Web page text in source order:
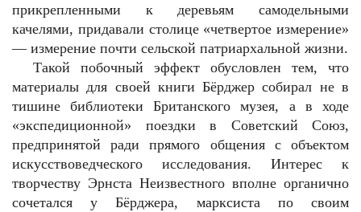
прикрепленными к деревьям самодельными
качелями, придавали столице «четвертое измерение»
— измерение почти сельской патриархальной жизни.
Такой побочный эффект обусловлен тем, что
материалы для своей книги Бёрджер собирал не в
тишине библиотеки Британского музея, а в ходе
«экспедиционной» поездки в Советский Союз,
предпринятой ради прямого общения с объектом
искусствоведческого исследования. Интерес к
творчеству Эрнста Неизвестного вполне органично
сочетался у Бёрджера, марксиста по своим